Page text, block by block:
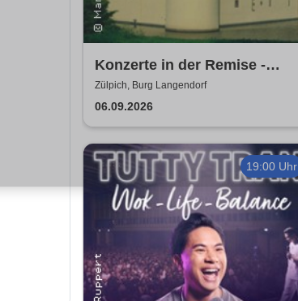
Konzerte in der Remise -
Burg Langendorf
Zülpich, Burg Langendorf
06.09.2026
19:00 Uhr